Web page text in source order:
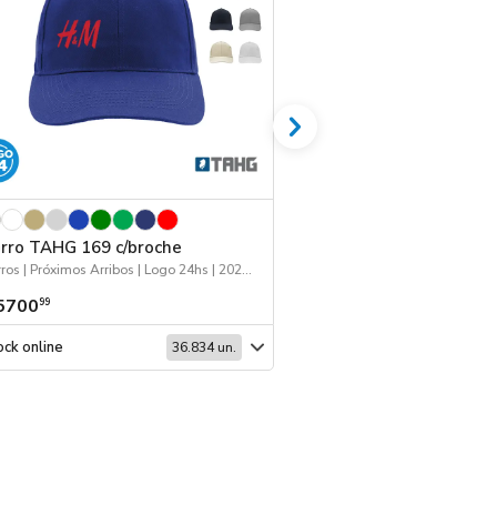
TAHG 169 c/broche
Gorros | Próximos Arribos | Logo 24hs | 2026 Minería
99
online 36.834 un.